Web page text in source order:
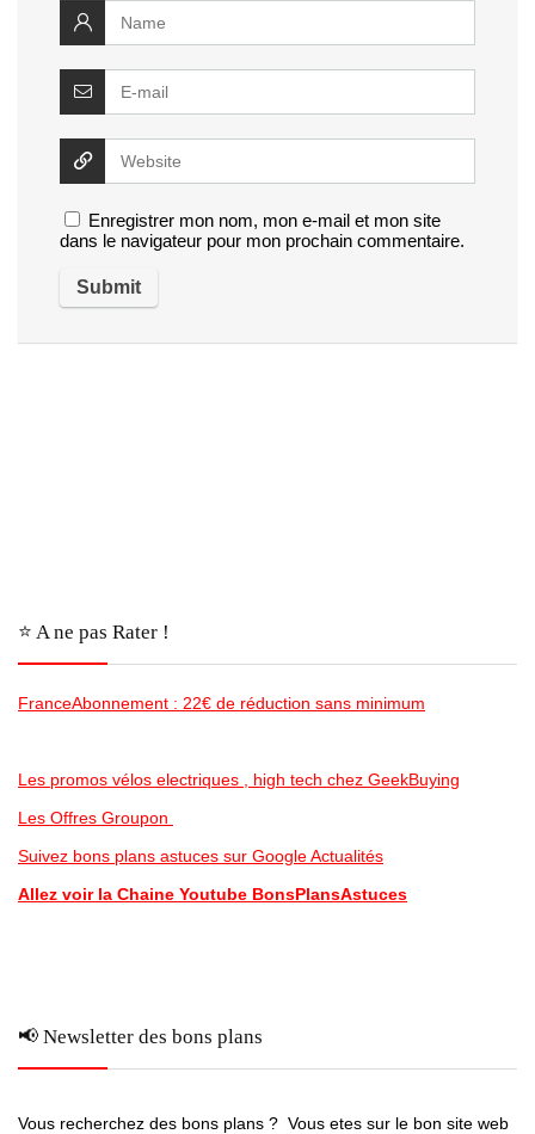
Enregistrer mon nom, mon e-mail et mon site
dans le navigateur pour mon prochain commentaire.
⭐️ A ne pas Rater !
FranceAbonnement : 22€ de réduction sans minimum
Les promos vélos electriques , high tech chez GeekBuying
Les Offres Groupon
Suivez bons plans astuces sur Google Actualités
Allez voir la Chaine Youtube BonsPlansAstuces
📢 Newsletter des bons plans
Vous recherchez des bons plans ? Vous etes sur le bon site web